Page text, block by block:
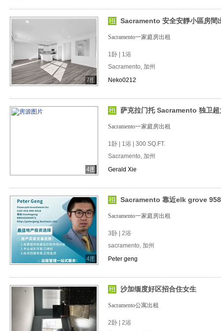
7图
Sacramento 安全安靜小區房間
Sacramento一家庭房出租
1卧 | 1浴
Sacramento, 加州
Neko0212
4图
萨克拉门托 Sacramento 独卫超
Sacramento一家庭房出租
1卧 | 1浴 | 300 SQ.FT.
Sacramento, 加州
Gerald Xie
4图
Sacramento 靠近elk grove
Sacramento一家庭房出租
3卧 | 2浴
sacramento, 加州
Peter geng
沙加缅度好区招合住女生
Sacramento公寓出租
2卧 | 2浴